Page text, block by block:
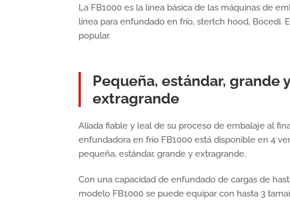
La FB1000 es la línea básica de las máquinas de
línea para enfundado en frío, stertch hood, Bocedi.
popular.
Pequeña, estándar, grande
extragrande
Aliada fiable y leal de su proceso de embalaje al
enfundadora en frío FB1000 está disponible en 4
pequeña, estándar, grande y extragrande.
Con una capacidad de enfundado de cargas de
modelo FB1000 se puede equipar con hasta 3